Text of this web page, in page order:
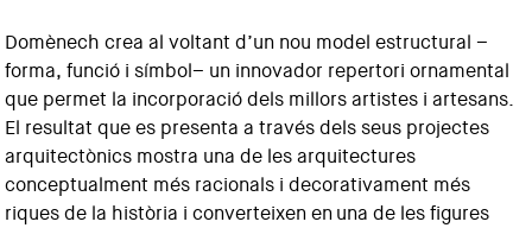
Domènech crea al voltant d’un nou model estructural –
forma, funció i símbol– un innovador repertori ornamental
que permet la incorporació dels millors artistes i artesans.
El resultat que es presenta a través dels seus projectes
arquitectònics mostra una de les arquitectures
conceptualment més racionals i decorativament més
riques de la història i converteixen en una de les figures